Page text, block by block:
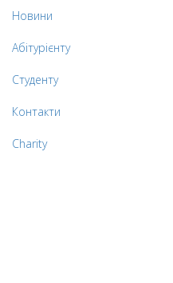
Новини
Абітурієнту
Студенту
Контакти
Charity